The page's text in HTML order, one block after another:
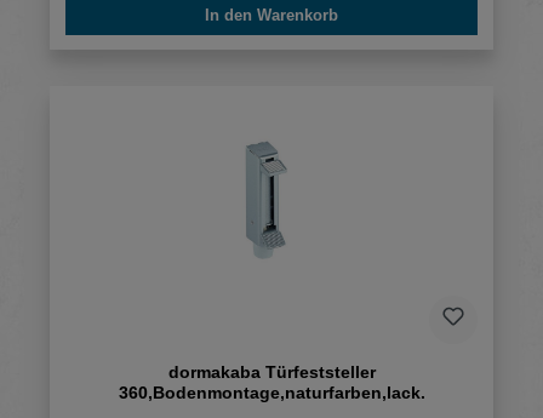
In den Warenkorb
dormakaba Türfeststeller
360,Bodenmontage,naturfarben,lack.